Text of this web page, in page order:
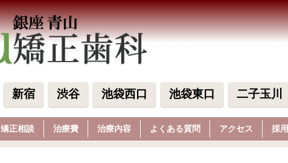
新宿 渋谷 池袋西口 池袋東口 二子玉川
矯正相談 治療費 治療内容 よくある質問 アクセス 採